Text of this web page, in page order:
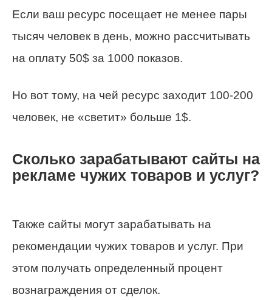
Если ваш ресурс посещает не менее пары
тысяч человек в день, можно рассчитывать
на оплату 50$ за 1000 показов.
Но вот тому, на чей ресурс заходит 100-200
человек, не «светит» больше 1$.
Сколько зарабатывают сайты на
рекламе чужих товаров и услуг?
Также сайты могут зарабатывать на
рекомендации чужих товаров и услуг. При
этом получать определенный процент
вознаграждения от сделок.